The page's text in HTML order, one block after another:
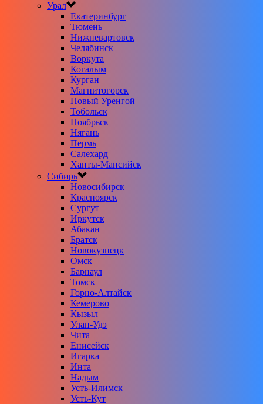
Урал
Екатеринбург
Тюмень
Нижневартовск
Челябинск
Воркута
Когалым
Курган
Магнитогорск
Новый Уренгой
Тобольск
Ноябрьск
Нягань
Пермь
Салехард
Ханты-Мансийск
Сибирь
Новосибирск
Красноярск
Сургут
Иркутск
Абакан
Братск
Новокузнецк
Омск
Барнаул
Томск
Горно-Алтайск
Кемерово
Кызыл
Улан-Удэ
Чита
Енисейск
Игарка
Инта
Надым
Усть-Илимск
Усть-Кут